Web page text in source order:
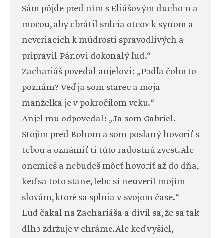
Sám pôjde pred ním s Eliášovým duchom a
mocou, aby obrátil srdcia otcov k synom a
neveriacich k múdrosti spravodlivých a
pripravil Pánovi dokonalý ľud.“
Zachariáš povedal anjelovi: „Podľa čoho to
poznám? Veď ja som starec a moja
manželka je v pokročilom veku.“
Anjel mu odpovedal: „Ja som Gabriel.
Stojím pred Bohom a som poslaný hovoriť s
tebou a oznámiť ti túto radostnú zvesť. Ale
onemieš a nebudeš môcť hovoriť až do dňa,
keď sa toto stane, lebo si neuveril mojim
slovám, ktoré sa splnia v svojom čase.“
Ľud čakal na Zachariáša a divil sa, že sa tak
dlho zdržuje v chráme. Ale keď vyšiel,